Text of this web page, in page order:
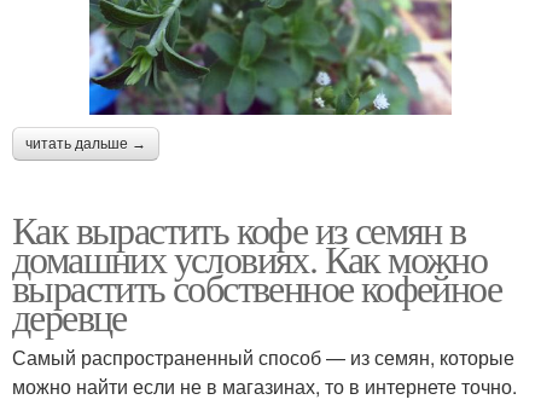
читать дальше →
Как вырастить кофе из семян в
домашних условиях. Как можно
вырастить собственное кофейное
деревце
Самый распространенный способ — из семян, которые
можно найти если не в магазинах, то в интернете точно.